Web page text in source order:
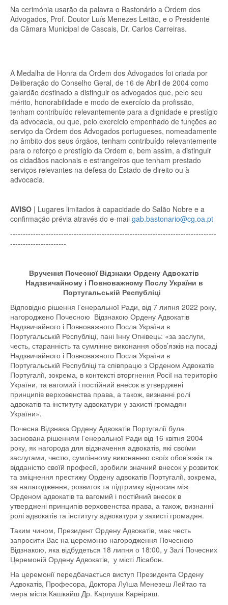
Na cerimónia usarão da palavra o Bastonário a Ordem dos
Advogados, Prof. Doutor Luís Menezes Leitão, e o Presidente
da Câmara Municipal de Cascais, Dr. Carlos Carreiras.
A Medalha de Honra da Ordem dos Advogados foi criada por
Deliberação do Conselho Geral, de 16 de Abril de 2004 como
galardão destinado a distinguir os advogados que, pelo seu
mérito, honorabilidade e modo de exercício da profissão,
tenham contribuído relevantemente para a dignidade e prestígio
da advocacia, ou que, pelo exercício empenhado de funções ao
serviço da Ordem dos Advogados portugueses, nomeadamente
no âmbito dos seus órgãos, tenham contribuído relevantemente
para o reforço e prestígio da Ordem e, bem assim, a distinguir
os cidadãos nacionais e estrangeiros que tenham prestado
serviços relevantes na defesa do Estado de direito ou à
advocacia.
AVISO | Lugares limitados à capacidade do Salão Nobre e a
confirmação prévia através do e-mail gab.bastonario@cg.oa.pt
---------------------------------------------------------------------------------
----------------------
Вручення Почесної Відзнаки Ордену Адвокатів
Надзвичайному і Повноважному Послу України в
Португальській Республіці
Відповідно рішення Генеральної Ради, від 7 липня 2022 року,
нагороджено Почесною Відзнакою Ордену Адвокатів
Надзвичайного і Повноважного Посла України в
Португальській Республіці, пані Інну Огнівець: «за заслуги,
честь, старанність та сумлінне виконання обов’язків на посаді
Надзвичайного і Повноважного Посла України в
Португальській Республіці та співпрацю з Орденом Адвокатів
Португалії, зокрема, в контексті вторгнення Росії на територію
України, та вагомий і постійний внесок в утверджені
принципів верховенства права, а також, визнанні ролі
адвокатів та інституту адвокатури у захисті громадян
України».
Почесна Відзнака Ордену Адвокатів Португалії була
заснована рішенням Генеральної Ради від 16 квітня 2004
року, як нагорода для відзначення адвокатів, які своїми
заслугами, честю, сумлінному виконанню своїх обов’язків та
відданістю своїй професії, зробили значний внесок у розвиток
та зміцнення престижу Ордену адвокатів Португалії, зокрема,
за налагодження, розвиток та підтримку відносин між
Орденом адвокатів та вагомий і постійний внесок в
утверджені принципів верховенства права, а також, визнанні
ролі адвокатів та інституту адвокатури у захисті громадян.
Таким чином, Президент Ордену Адвокатів, має честь
запросити Вас на церемонію нагородження Почесною
Відзнакою, яка відбудеться 18 липня о 18:00, у Залі Почесних
Церемоній Ордену Адвокатів, у місті Лісабон.
На церемонії передбачається виступ Президента Ордену
Адвокатів, Професора, Доктора Луїша Менезеш Лейтао та
мера міста Кашкайш Др. Карлуша Кареіраш.